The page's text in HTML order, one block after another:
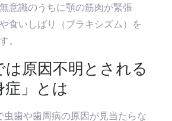
無意識のうちに顎の筋肉が緊張
食いしばり（ブラキシズム）を
。
は原因不明とされる
症」とは
虫歯や歯周病の原因が見当たらな